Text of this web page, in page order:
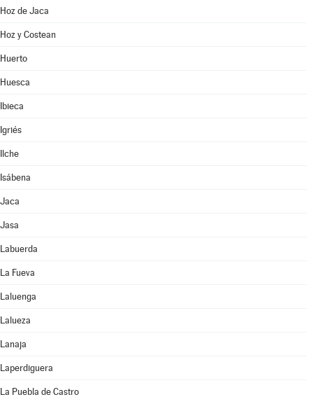
Hoz de Jaca
Hoz y Costean
Huerto
Huesca
Ibieca
Igriés
Ilche
Isábena
Jaca
Jasa
Labuerda
La Fueva
Laluenga
Lalueza
Lanaja
Laperdiguera
La Puebla de Castro